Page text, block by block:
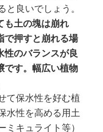
と良いでしょう。
も土の塊は崩れ
で押すと崩れる場
性のバランスが良
です。幅広い植物
て保水性を好む植
水性を高める用土
ミキュライト等）